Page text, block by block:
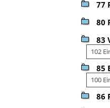
77
80
83
102
85
100
86